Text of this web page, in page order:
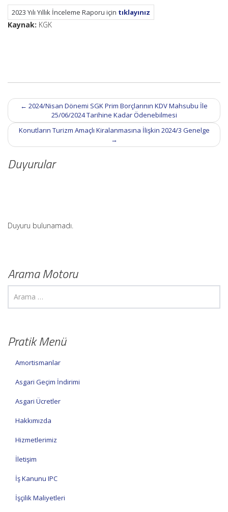
2023 Yılı Yıllık İnceleme Raporu için tıklayınız
Kaynak: KGK
Post
navigation
← 2024/Nisan Dönemi SGK Prim Borçlarının KDV Mahsubu İle
25/06/2024 Tarihine Kadar Ödenebilmesi
Konutların Turizm Amaçlı Kiralanmasına İlişkin 2024/3 Genelge
→
Duyurular
Duyuru bulunamadı.
Arama Motoru
Pratik Menü
Amortismanlar
Asgari Geçim İndirimi
Asgari Ücretler
Hakkımızda
Hizmetlerimiz
İletişim
İş Kanunu IPC
İşçilik Maliyetleri